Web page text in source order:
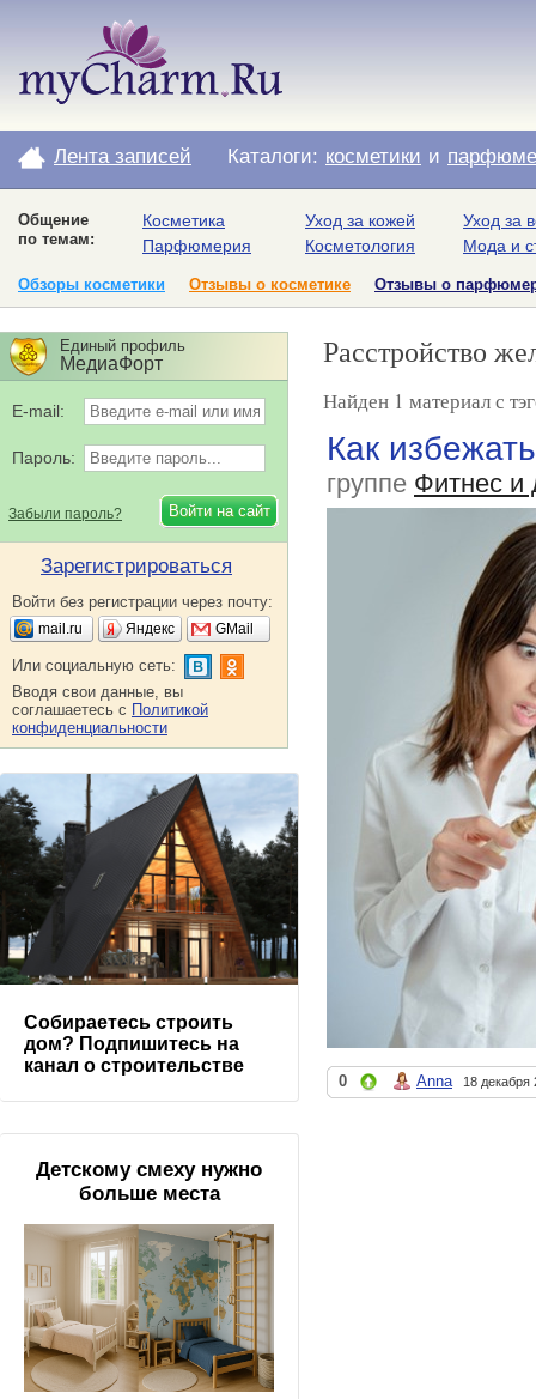
Лента записей Каталоги: косметики и
Общение
по темам:
Косметика
Парфюмерия
Уход за кожей
Косметология
Уход за
Мода и
Обзоры косметики Отзывы о косметике Отзывы о
Расстройство
Найден 1 материал с
Как
группе Фитнес и
0 Anna 18 декабря
Единый профиль
МедиаФорт
E-mail:
Пароль:
Забыли пароль?
Зарегистрироваться
Войти без регистрации через почту:
mail.ru Яндекс GMail
Или социальную сеть:
Вводя свои данные, вы
соглашаетесь с Политикой
конфиденциальности
Собираетесь строить
дом? Подпишитесь на
канал о строительстве
Детскому смеху нужно
больше места